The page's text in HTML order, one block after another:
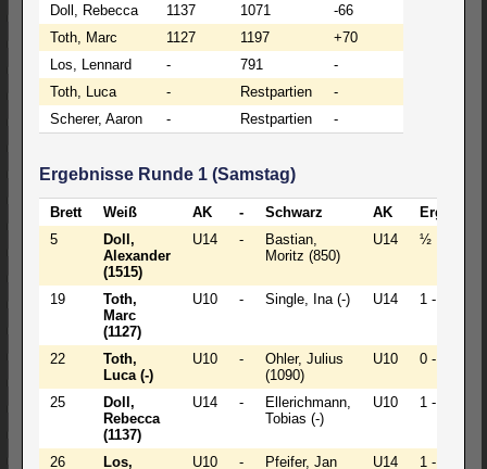
Doll, Rebecca
1137 1071
-66
Toth, Marc
1127 1197
+70
Los, Lennard
- 791
-
Toth, Luca
- Restpartien
-
Scherer, Aaron
- Restpartien -
Ergebnisse Runde 1 (Samstag)
Brett Weiß AK - Schwarz AK
Ergebnis
5
Doll,
Alexander
(1515)
U14 -
Bastian,
Moritz (850)
U14 ½
19
Toth,
Marc
(1127)
U10 - Single, Ina (-) U14 1 - 0
22
Toth,
Luca (-)
U10 -
Ohler, Julius
(1090)
U10 0 - 1
25
Doll,
Rebecca
(1137)
U14 -
Ellerichmann,
Tobias (-)
U10 1 - 0
26
Los,
U10 -
Pfeifer, Jan
U14 1 - 0